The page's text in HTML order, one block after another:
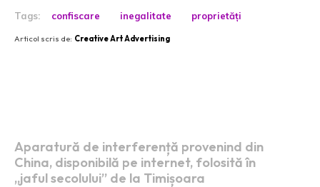
Tags: confiscare inegalitate proprietăți
Articol scris de: Creative Art Advertising
Aparatură de interferență provenind din
China, disponibilă pe internet, folosită în
„jaful secolului” de la Timișoara